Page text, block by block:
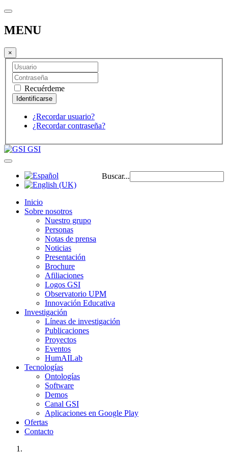
MENU
×
Recuérdeme
¿Recordar usuario?
¿Recordar contraseña?
GSI
Buscar...
Inicio
Sobre nosotros
Nuestro grupo
Personas
Notas de prensa
Noticias
Presentación
Brochure
Afiliaciones
Logos GSI
Observatorio UPM
Innovación Educativa
Investigación
Líneas de investigación
Publicaciones
Proyectos
Eventos
HumAILab
Tecnologías
Ontologías
Software
Demos
Canal GSI
Aplicaciones en Google Play
Ofertas
Contacto